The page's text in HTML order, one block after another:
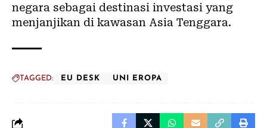
negara sebagai destinasi investasi yang
menjanjikan di kawasan Asia Tenggara.
TAGGED: EU DESK UNI EROPA